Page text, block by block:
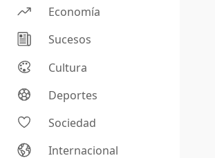
Economía
Sucesos
Cultura
Deportes
Sociedad
Internacional